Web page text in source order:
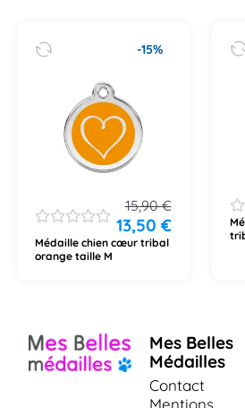
-15%
15,90€
13,50 €
Médaille chien cœur tribal
orange taille M
Mes Belles
Médailles
Contact
Mentions